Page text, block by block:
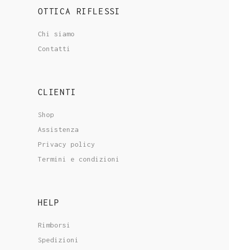
OTTICA RIFLESSI
Chi siamo
Contatti
CLIENTI
Shop
Assistenza
Privacy policy
Termini e condizioni
HELP
Rimborsi
Spedizioni